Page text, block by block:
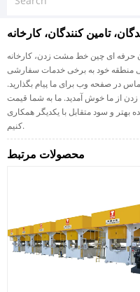
تامین کنندگان، کارخانه
حرفه ای چین خط مشت زدن، کارخانه
منطقه خود به برخی خدمات سفارشی
در صفحه وب برای ما پیام بگذارید.
از ما خوش آمدید. ما به شما قیمت
بهتر و سود متقابل با یکدیگر همکاری
کنیم.
محصولات مرتبط